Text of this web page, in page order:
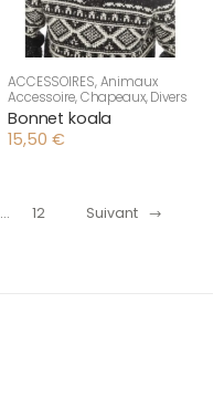
ACCESSOIRES,Animaux
Accessoire,Chapeaux,Divers
Bonnet koala
15,50 €
… 12 Suivant